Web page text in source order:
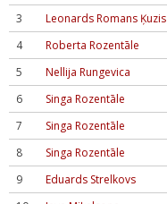
3
Leonards Romans Ķuzis
4
Roberta Rozentāle
5
Nellija Rungevica
6
Singa Rozentāle
7
Singa Rozentāle
8
Singa Rozentāle
9
Eduards Strelkovs